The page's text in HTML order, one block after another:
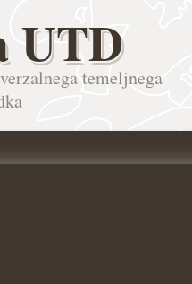
UTD
temeljnega